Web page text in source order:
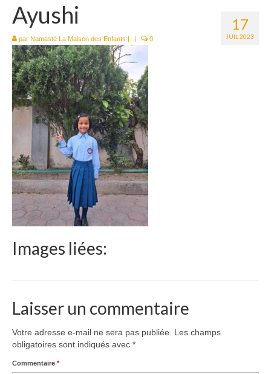
Présentation
l’Ethique
Historique
Le Népal
Documents
Parrainages
Missions 2023
Actualités
Nous contacter
17
JUIL 2023
Ayushi
par Namasté La Maison des Enfants | | 0
Images liées:
Laisser un commentaire
Votre adresse e-mail ne sera pas publiée.
Les champs
obligatoires sont indiqués avec *
Commentaire *